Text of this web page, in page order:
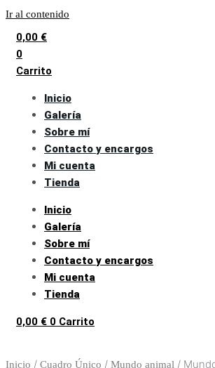
Ir al contenido
0,00 €
0
Carrito
Inicio
Galería
Sobre mí
Contacto y encargos
Mi cuenta
Tienda
Inicio
Galería
Sobre mí
Contacto y encargos
Mi cuenta
Tienda
0,00 € 0 Carrito
Inicio / Cuadro Único / Mundo animal /